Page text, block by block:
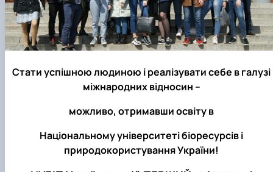
Підготовка до вступу в аспірантуру
Правила прийому 2026
Контактні дані
Профорієнтаційна діяльність
Дні відкритих дверей
Інформація і політика
HistoryEU
Стати успішною людиною і реалізувати себе в галузі
міжнародних відносин –
можливо, отримавши освіту в
Національному університеті біоресурсів і
природокористування України!